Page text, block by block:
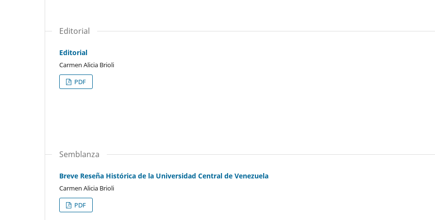
Editorial
Editorial
Carmen Alicia Brioli
PDF
Semblanza
Breve Reseña Histórica de la Universidad Central de Venezuela
Carmen Alicia Brioli
PDF